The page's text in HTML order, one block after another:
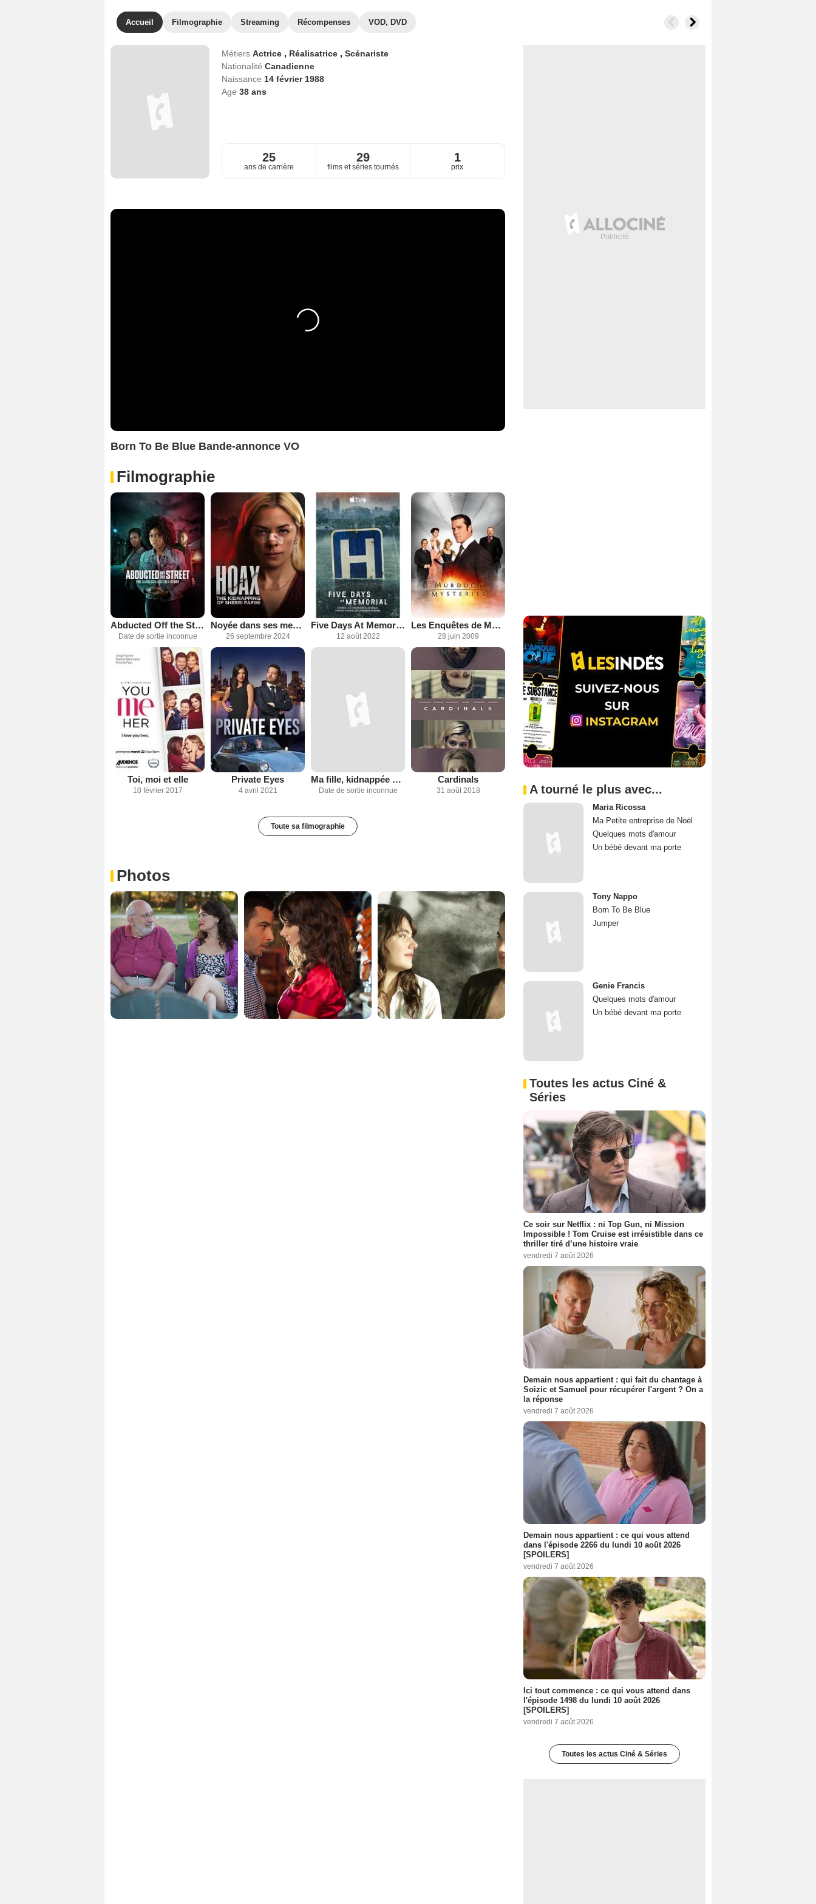
Accueil Filmographie Streaming Récompenses VOD, DVD
Métiers Actrice , Réalisatrice , Scénariste
Nationalité Canadienne
Naissance 14 février 1988
Age 38ans
25
ans de carrière
29
films et séries tournés
1
prix
Born To Be Blue Bande-annonce VO
Filmographie
Abducted Off the Street: The Carlesha Gaither Story
Date de sortie inconnue
Noyée dans ses mensonges : L'histoire vraie de Sherri Papini
26 septembre 2024
Five Days At Memorial
12 août 2022
Les Enquêtes de Murdoch
28 juin 2009
Toi, moi et elle
10 février 2017
Private Eyes
4 avril 2021
Ma fille, kidnappée à 4 ans
Date de sortie inconnue
Cardinals
31 août 2018
Toute sa filmographie
Photos
A tourné le plus avec...
Maria Ricossa
Ma Petite entreprise de Noël
Quelques mots d'amour
Un bébé devant ma porte
Tony Nappo
Born To Be Blue
Jumper
Genie Francis
Quelques mots d'amour
Un bébé devant ma porte
Toutes les actus Ciné &
Séries
Ce soir sur Netflix : ni Top Gun, ni Mission
Impossible ! Tom Cruise est irrésistible dans ce
thriller tiré d’une histoire vraie
vendredi 7 août 2026
Demain nous appartient : qui fait du chantage à
Soizic et Samuel pour récupérer l'argent ? On a
la réponse
vendredi 7 août 2026
Demain nous appartient : ce qui vous attend
dans l'épisode 2266 du lundi 10 août 2026
[SPOILERS]
vendredi 7 août 2026
Ici tout commence : ce qui vous attend dans
l'épisode 1498 du lundi 10 août 2026
[SPOILERS]
vendredi 7 août 2026
Toutes les actus Ciné & Séries